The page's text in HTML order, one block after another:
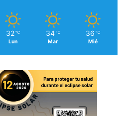
32 ℃
Lun
34 ℃
Mar
36 ℃
Mié